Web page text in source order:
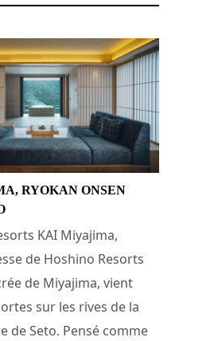
RYOKAN ONSEN
KAI Miyajima,
de Hoshino Resorts
de Miyajima, vient
sur les rives de la
de Seto. Pensé comme